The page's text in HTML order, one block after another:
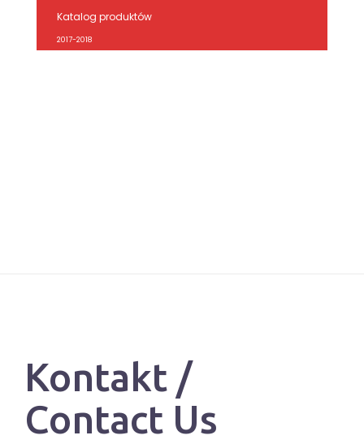
Katalog produktów
2017-2018
Kontakt /
Contact Us